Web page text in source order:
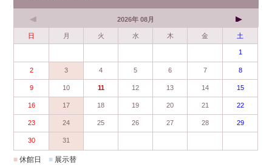
2026年 08月
日 月 火 水 木 金 土
1
2 3 4 5 6 7 8
9 10 11 12 13 14 15
16 17 18 19 20 21 22
23 24 25 26 27 28 29
30 31
■ 休館日 ■ 展示替